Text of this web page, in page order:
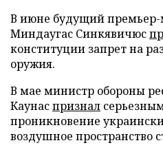
В июне будущий
Миндаугас Синкявичюс
конституции запрет на
оружия.
В мае министр обороны
Каунаспризнал
проникновение
воздушное пространство